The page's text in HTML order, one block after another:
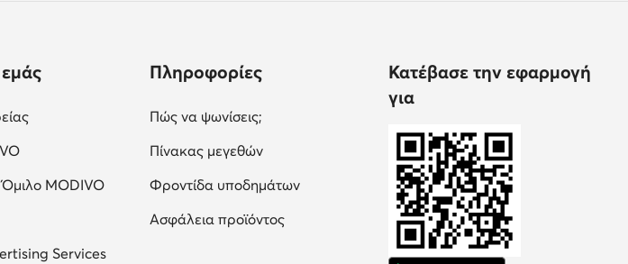
MODIVO
Services
Πληροφορίες
Πώς να ψωνίσεις;
Πίνακας μεγεθών
Φροντίδα υποδημάτων
Ασφάλεια προϊόντος
Κατέβασε την εφαρμογή
για